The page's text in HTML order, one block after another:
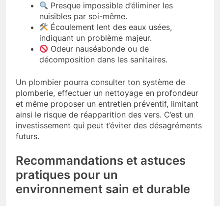
Presque impossible d’éliminer les
nuisibles par soi-même.
Écoulement lent des eaux usées,
indiquant un problème majeur.
Odeur nauséabonde ou de
décomposition dans les sanitaires.
Un plombier pourra consulter ton système de
plomberie, effectuer un nettoyage en profondeur
et même proposer un entretien préventif, limitant
ainsi le risque de réapparition des vers. C’est un
investissement qui peut t’éviter des désagréments
futurs.
Recommandations et astuces
pratiques pour un
environnement sain et durable